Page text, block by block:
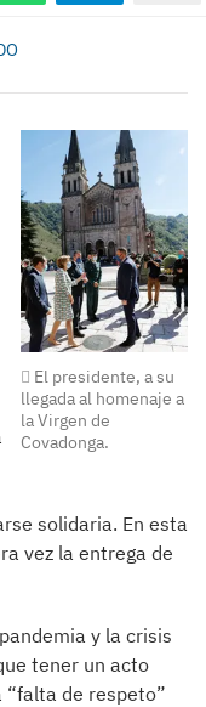
El presidente, a su
llegada al homenaje a
la Virgen de
Covadonga.
solidaria. En esta
vez la entrega de
y la crisis
tener un acto
de respeto”